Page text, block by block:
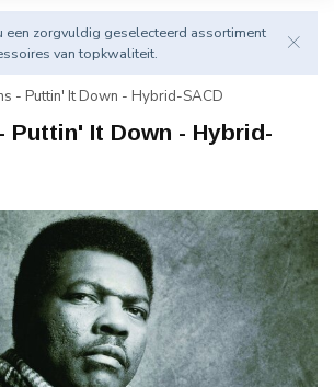
een zorgvuldig geselecteerd assortiment
van topkwaliteit.
- Puttin' It Down - Hybrid-SACD
Puttin' It Down - Hybrid-